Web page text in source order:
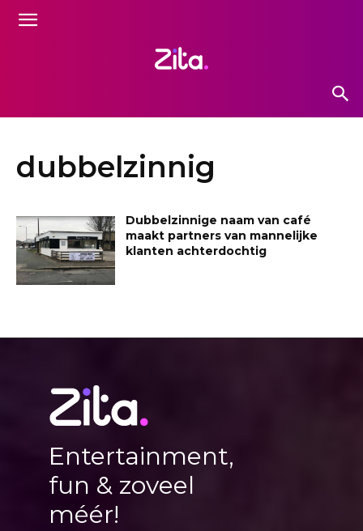
dubbelzinnig
Dubbelzinnige naam van café
maakt partners van mannelijke
klanten achterdochtig
Entertainment,
fun & zoveel
méér!